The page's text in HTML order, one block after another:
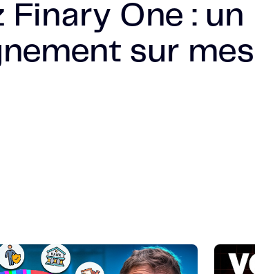
Finary One : un
sur